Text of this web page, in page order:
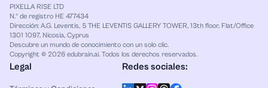
PIXELLA RISE LTD
N.º de registro HE 477434
Dirección: A.G. Leventis, 5 THE LEVENTIS GALLERY TOWER, 13th floor, Flat/Office
1301 1097, Nicosia, Cyprus
Descubre un mundo de conocimiento con un solo clic.
Copyright © 2026 edubrain.ai. Todos los derechos reservados.
Legal Redes sociales: